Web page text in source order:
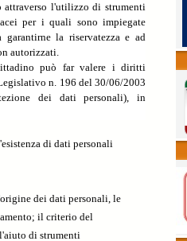
attraverso l'utilizzo di strumenti
per i quali sono impiegate
la riservatezza e ad
autorizzati.
può far valere i diritti
n. 196 del 30/06/2003
dei dati personali), in
di dati personali
dei dati personali, le
il criterio del
di strumenti